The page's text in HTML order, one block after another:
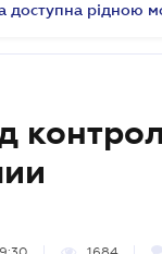
доступна рідною